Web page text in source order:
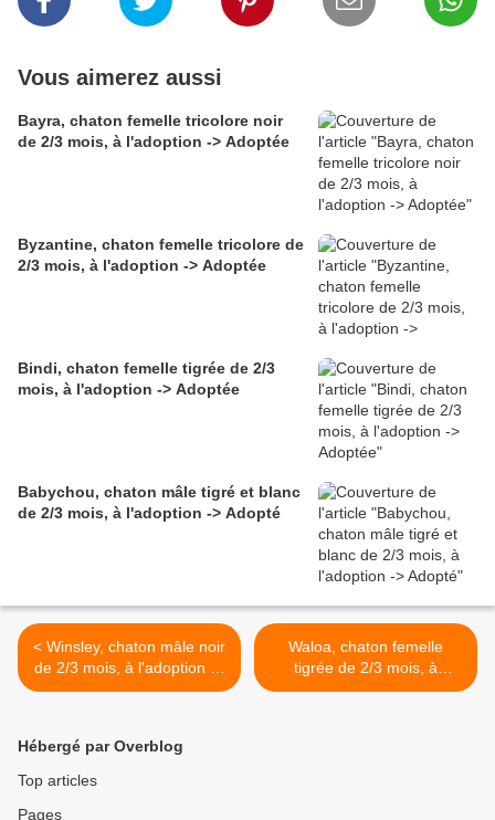
Vous aimerez aussi
Bayra, chaton femelle tricolore noir
de 2/3 mois, à l'adoption -> Adoptée
Byzantine, chaton femelle tricolore de
2/3 mois, à l'adoption -> Adoptée
Bindi, chaton femelle tigrée de 2/3
mois, à l'adoption -> Adoptée
Babychou, chaton mâle tigré et blanc
de 2/3 mois, à l'adoption -> Adopté
< Winsley, chaton mâle noir
de 2/3 mois, à l'adoption ->
adopté
Waloa, chaton femelle
tigrée de 2/3 mois, à
l'adoption -> adoptée >
Hébergé par Overblog
Top articles
Pages